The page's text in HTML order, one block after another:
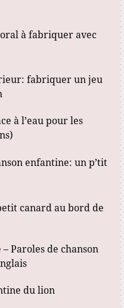
à fabriquer avec
fabriquer un jeu
à l’eau pour les
enfantine: un p’tit
canard au bord de
Paroles de chanson
du lion